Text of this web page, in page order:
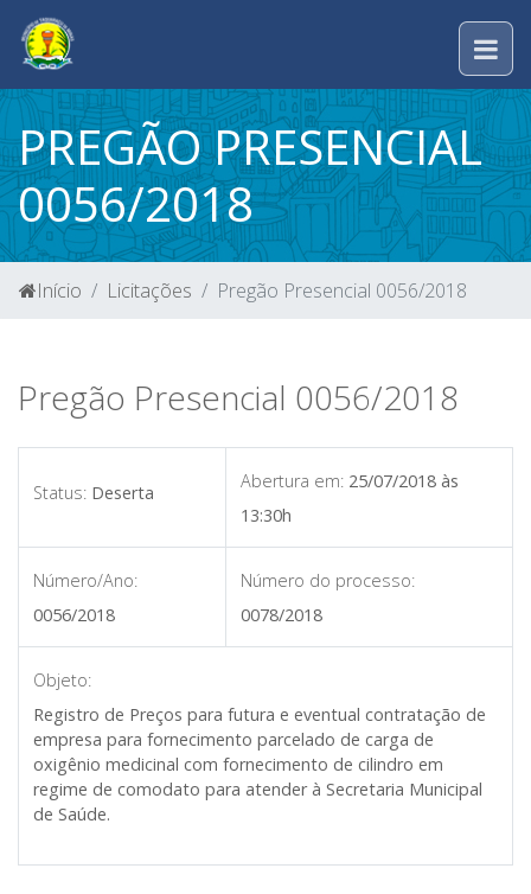
PREGÃO PRESENCIAL
0056/2018
Início Licitações Pregão Presencial 0056/2018
Pregão Presencial 0056/2018
Status: Deserta
Abertura em: 25/07/2018 às
13:30h
Número/Ano:
0056/2018
Número do processo:
0078/2018
Objeto:
Registro de Preços para futura e eventual contratação de
empresa para fornecimento parcelado de carga de
oxigênio medicinal com fornecimento de cilindro em
regime de comodato para atender à Secretaria Municipal
de Saúde.